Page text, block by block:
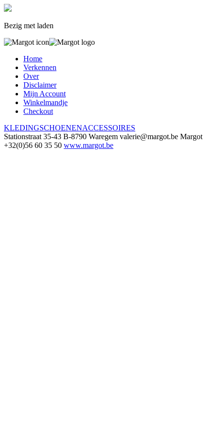
Bezig met laden
Home
Verkennen
Over
Disclaimer
Mijn Account
Winkelmandje
Checkout
KLEDINGSCHOENENACCESSOIRES
Stationstraat 35-43 B-8790 Waregem valerie@margot.be Margot
+32(0)56 60 35 50 www.margot.be